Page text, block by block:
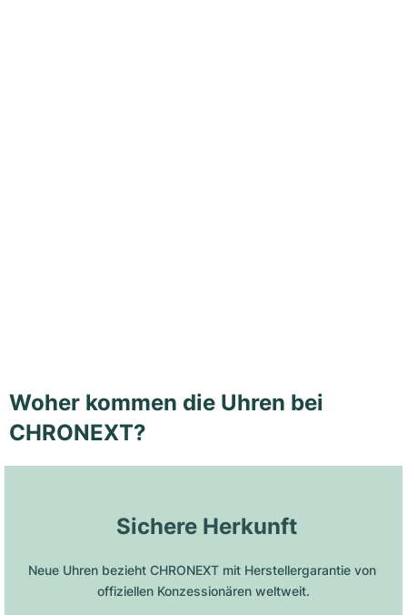
Woher kommen die Uhren bei
CHRONEXT?
Sichere Herkunft
Neue Uhren bezieht CHRONEXT mit Herstellergarantie von
offiziellen Konzessionären weltweit.